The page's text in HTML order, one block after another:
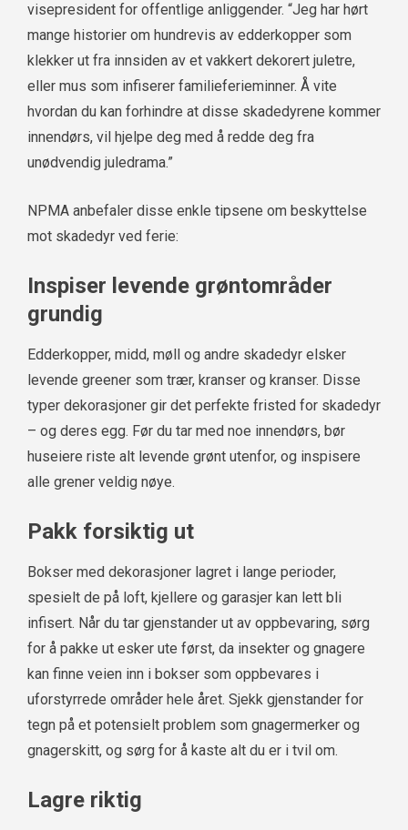
visepresident for offentlige anliggender. “Jeg har hørt
mange historier om hundrevis av edderkopper som
klekker ut fra innsiden av et vakkert dekorert juletre,
eller mus som infiserer familieferieminner. Å vite
hvordan du kan forhindre at disse skadedyrene kommer
innendørs, vil hjelpe deg med å redde deg fra
unødvendig juledrama.”
NPMA anbefaler disse enkle tipsene om beskyttelse
mot skadedyr ved ferie:
Inspiser levende grøntområder
grundig
Edderkopper, midd, møll og andre skadedyr elsker
levende greener som trær, kranser og kranser. Disse
typer dekorasjoner gir det perfekte fristed for skadedyr
– og deres egg. Før du tar med noe innendørs, bør
huseiere riste alt levende grønt utenfor, og inspisere
alle grener veldig nøye.
Pakk forsiktig ut
Bokser med dekorasjoner lagret i lange perioder,
spesielt de på loft, kjellere og garasjer kan lett bli
infisert. Når du tar gjenstander ut av oppbevaring, sørg
for å pakke ut esker ute først, da insekter og gnagere
kan finne veien inn i bokser som oppbevares i
uforstyrrede områder hele året. Sjekk gjenstander for
tegn på et potensielt problem som gnagermerker og
gnagerskitt, og sørg for å kaste alt du er i tvil om.
Lagre riktig